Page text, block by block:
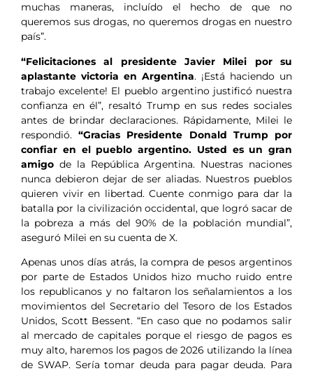
muchas maneras, incluído el hecho de que no
queremos sus drogas, no queremos drogas en nuestro
país”.
“Felicitaciones al presidente Javier Milei por su
aplastante victoria en Argentina. ¡Está haciendo un
trabajo excelente! El pueblo argentino justificó nuestra
confianza en él”, resaltó Trump en sus redes sociales
antes de brindar declaraciones. Rápidamente, Milei le
respondió. “Gracias Presidente Donald Trump por
confiar en el pueblo argentino. Usted es un gran
amigo de la República Argentina. Nuestras naciones
nunca debieron dejar de ser aliadas. Nuestros pueblos
quieren vivir en libertad. Cuente conmigo para dar la
batalla por la civilización occidental, que logró sacar de
la pobreza a más del 90% de la población mundial”,
aseguró Milei en su cuenta de X.
Apenas unos días atrás, la compra de pesos argentinos
por parte de Estados Unidos hizo mucho ruido entre
los republicanos y no faltaron los señalamientos a los
movimientos del Secretario del Tesoro de los Estados
Unidos, Scott Bessent. “En caso que no podamos salir
al mercado de capitales porque el riesgo de pagos es
muy alto, haremos los pagos de 2026 utilizando la línea
de SWAP. Sería tomar deuda para pagar deuda. Para